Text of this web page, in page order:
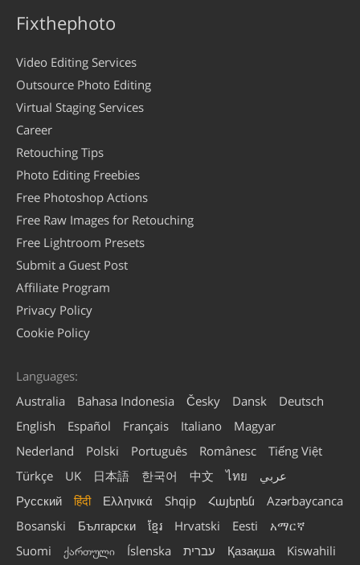
Fixthephoto
Video Editing Services
Outsource Photo Editing
Virtual Staging Services
Career
Retouching Tips
Photo Editing Freebies
Free Photoshop Actions
Free Raw Images for Retouching
Free Lightroom Presets
Submit a Guest Post
Affiliate Program
Privacy Policy
Cookie Policy
Languages:
Australia
Bahasa Indonesia Česky Dansk
Deutsch
English
Español Français Italiano
Magyar
Nederland
Polski Português Românesc
Tiếng Việt
Türkçe
UK 日本語 한국어 中文 ไทย
عربي
Русский
हिंदी Ελληνικά Shqip Հայերեն
Azərbaycanca
Bosanski
Български ខ្មែរ Hrvatski Eesti
አማርኛ
Suomi
ქართული Íslenska עברית Қазақша Kiswahili